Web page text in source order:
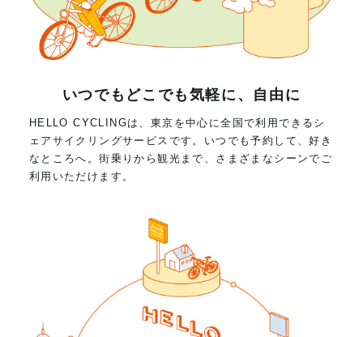
いつでもどこでも気軽に、自由に
HELLO CYCLINGは、東京を中心に全国で利用できるシ
ェアサイクリングサービスです。いつでも予約して、好き
なところへ。街乗りから観光まで、さまざまなシーンでご
利用いただけます。